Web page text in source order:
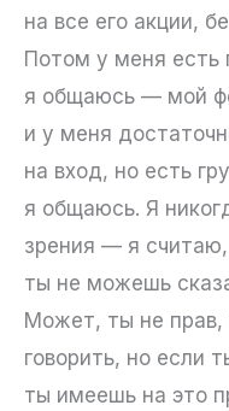
на все его акции,
Потом у меня есть
я общаюсь — мой
и у меня
на вход, но есть
я общаюсь. Я
зрения — я считаю,
ты не можешь
Может, ты не прав,
говорить, но если
ты имеешь на это